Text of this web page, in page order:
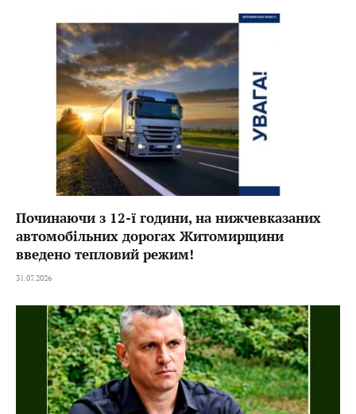
Починаючи з 12-ї години, на нижчевказаних
автомобільних дорогах Житомирщини
введено тепловий режим!
31.07.2026